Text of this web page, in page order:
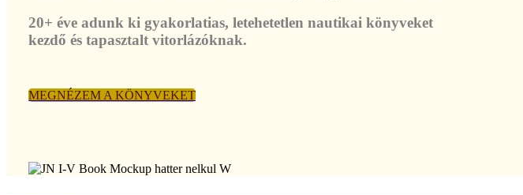
20+ éve adunk ki gyakorlatias, letehetetlen nautikai könyveket
kezdő és tapasztalt vitorlázóknak.
MEGNÉZEM A KÖNYVEKET